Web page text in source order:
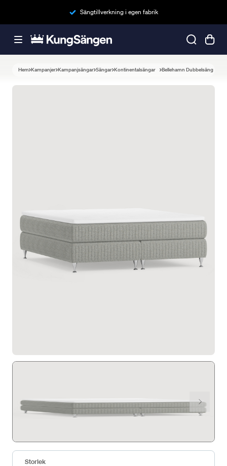
Sängtillverkning i egen fabrik
Hem Kampanjer Kampanjsängar Sängar Kontinentalsängar Bellehamn Dubbelsäng
Storlek